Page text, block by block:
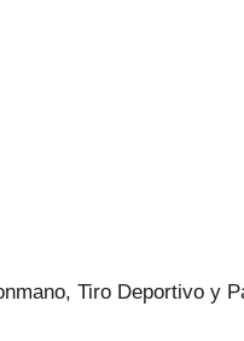
Tiro Deportivo y